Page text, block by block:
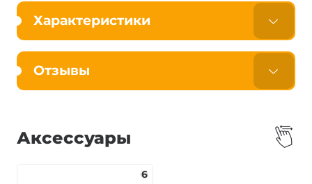
Характеристики
Отзывы
Аксессуары
6